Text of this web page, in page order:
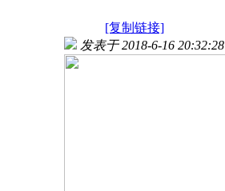
[复制链接]
发表于 2018-6-16 20:32:28